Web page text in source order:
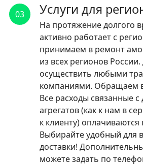
03 Услуги для
На протяжение долгого
активно работает с
принимаем в ремонт
из всех регионов
осуществить любыми
компаниями. Обращаем
Все расходы связанные с
агрегатов (как к нам в
к клиенту) оплачиваются
Выбирайте удобный для
доставки!
можете задать по